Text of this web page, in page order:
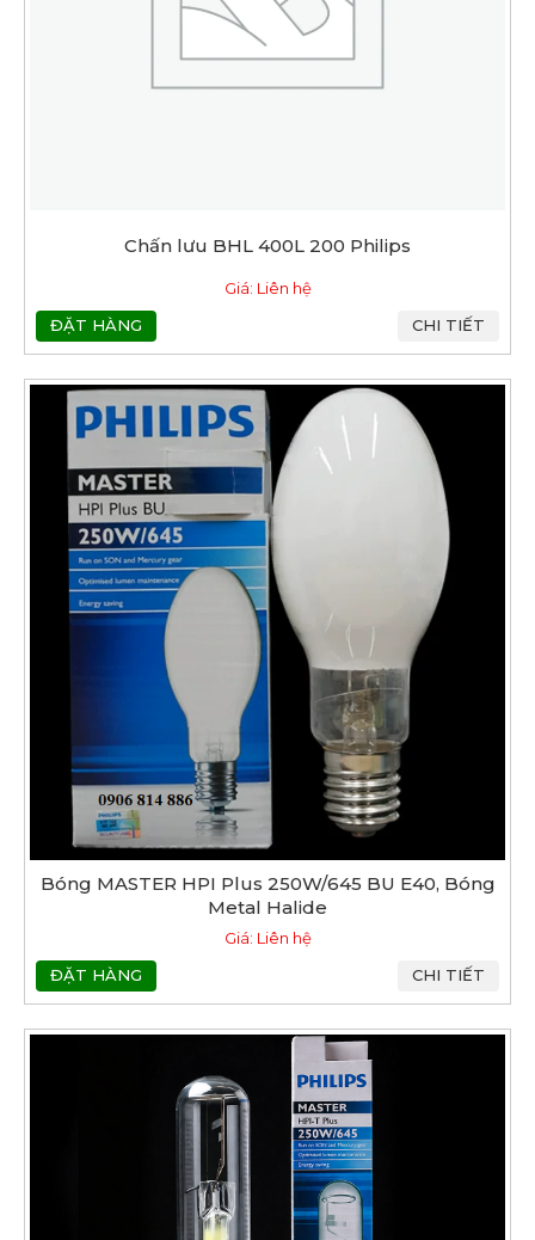
Chấn lưu BHL 400L 200 Philips
Giá: Liên hệ
ĐẶT HÀNG
CHI TIẾT
Bóng MASTER HPI Plus 250W/645 BU E40, Bóng
Metal Halide
Giá: Liên hệ
ĐẶT HÀNG
CHI TIẾT